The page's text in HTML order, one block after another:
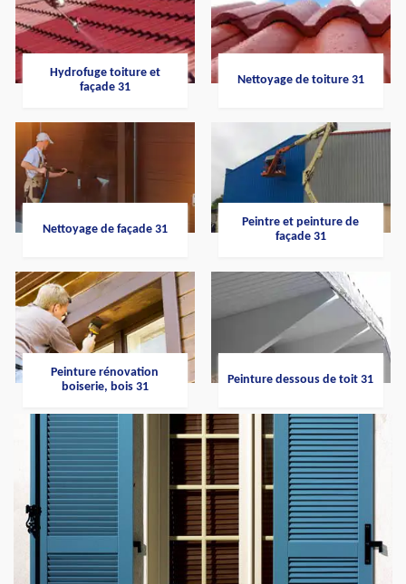
Hydrofuge toiture et
façade 31
Nettoyage de toiture 31
Nettoyage de façade 31
Peintre et peinture de
façade 31
Peinture rénovation
boiserie, bois 31
Peinture dessous de toit 31